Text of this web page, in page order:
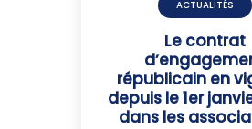
CONTACT
ESPACE CLIENT
ACTUALITÉS
Le contrat
républicain en
depuis le 1er
dans les